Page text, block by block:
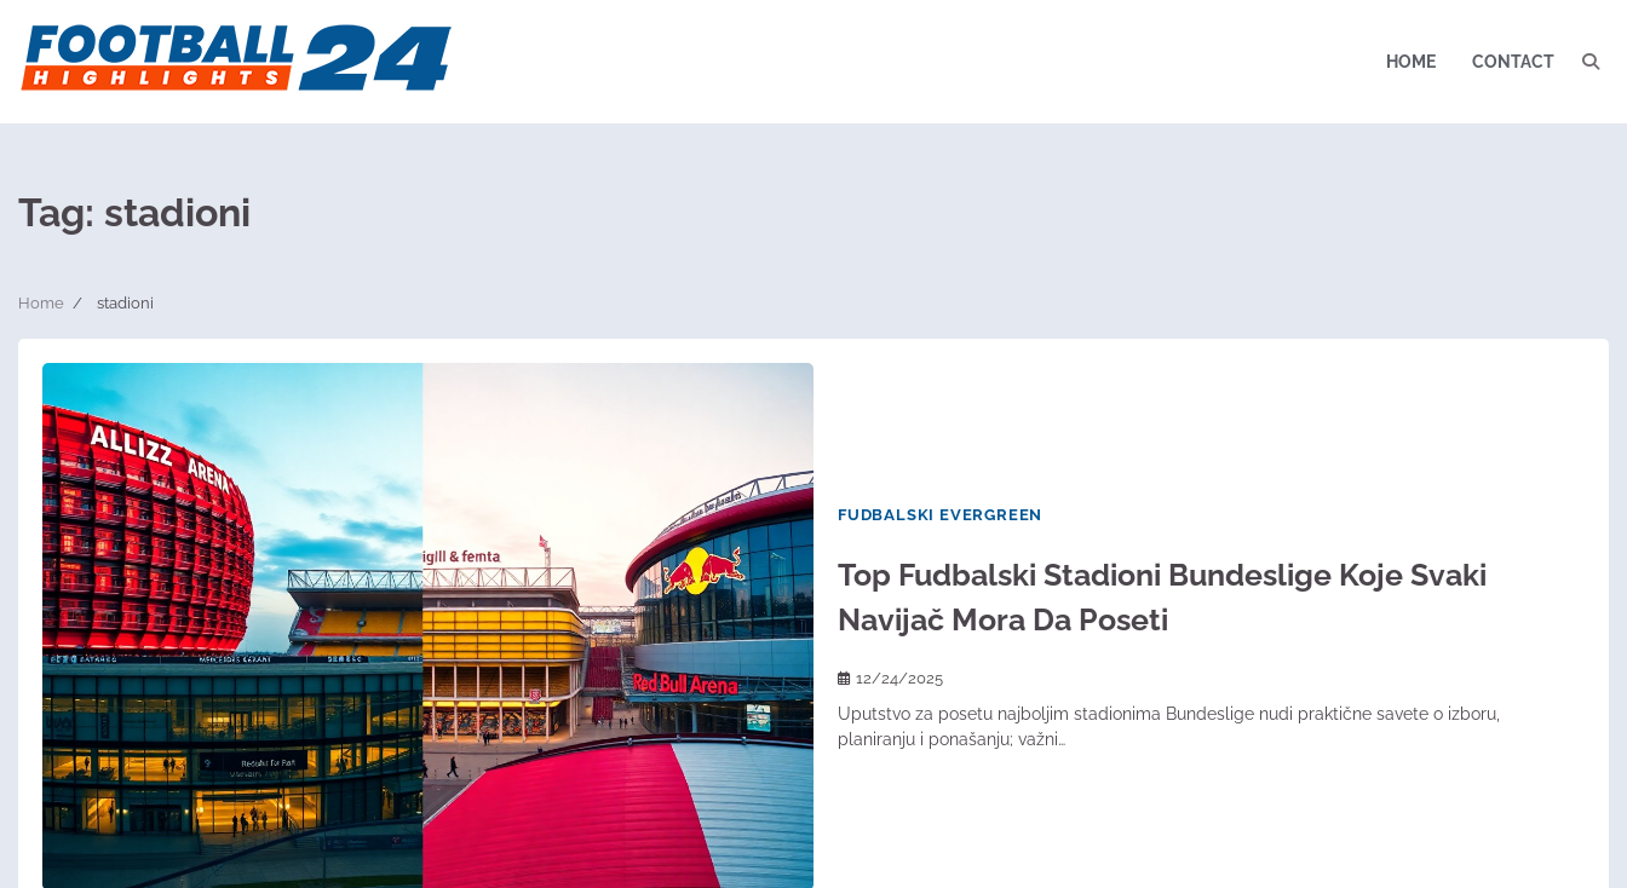
content
HOME CONTACT
Tag: stadioni
Home stadioni
FUDBALSKI EVERGREEN
Top Fudbalski Stadioni Bundeslige Koje Svaki
Navijač Mora Da Poseti
12/24/2025
Uputstvo za posetu najboljim stadionima Bundeslige nudi praktične savete o izboru,
planiranju i ponašanju; važni…